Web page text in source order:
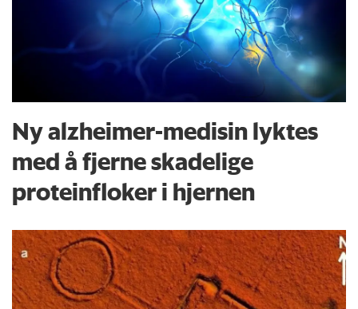
Ny alzheimer-medisin lyktes
med å fjerne skadelige
proteinfloker i hjernen